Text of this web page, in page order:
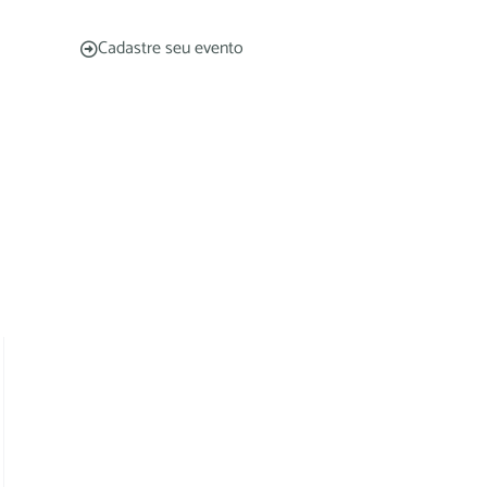
Cadastre seu evento